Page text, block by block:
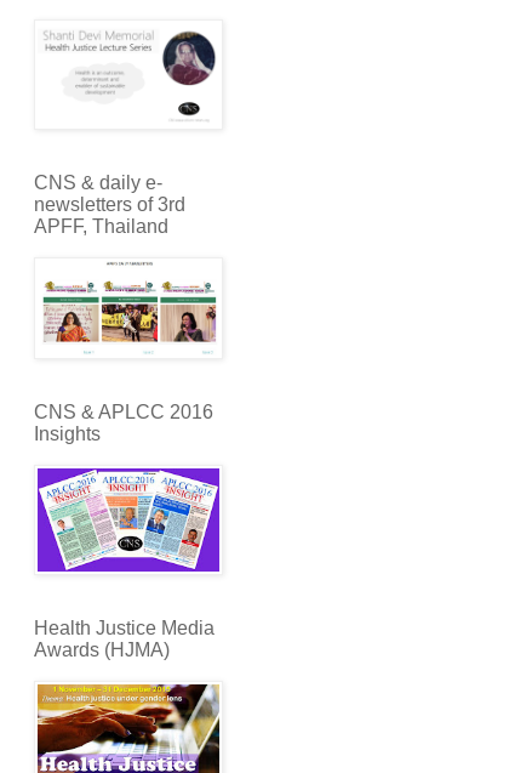
CNS & daily e-
newsletters of 3rd
APFF, Thailand
CNS & APLCC 2016
Insights
Health Justice Media
Awards (HJMA)